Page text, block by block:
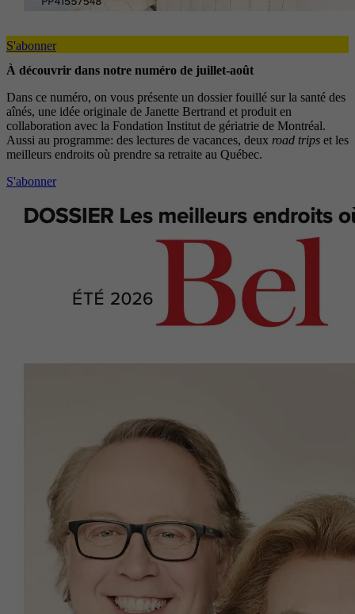
S'abonner
À découvrir dans notre numéro de juillet-août
Dans ce numéro, on vous présente un dossier fouillé sur la santé des
aînés, une idée originale de Janette Bertrand et produit en
collaboration avec la Fondation Institut de gériatrie de Montréal.
Aussi au programme: des lectures de vacances, deux road trips et les
meilleurs endroits où prendre sa retraite au Québec.
S'abonner